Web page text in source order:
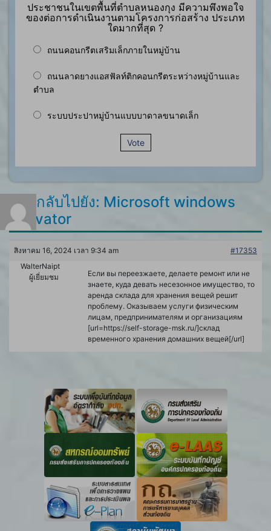
ประชาชนในเขตพื้นที่ตำบลหนองกุง มีความพึงพอใจ
ของต่อการดำเนินงานตามโครงการก่อสร้าง ประเภท
ใดมากที่สุด ?
ถนนคอนกรีตเสริมเล็กภายในหมู่บ้าน
ถนนลาดยางแอสฟัลท์ติกคอนกรีตระหว่างหมู่บ้านและ
ตำบล
ระบบประปาหมู่บ้านแบบบาดาลขนาดเล็ก
Vote
ตอบกลับไปยัง: Microsoft windows
activator
สิงหาคม 16, 2024 เวลา 9:34 am
#17353
WalterNaipt
ผู้เยี่ยมชม
Если вы переезжаете, делаете ремонт или не
знаете, куда девать несезонное имущество, то
аренда склада для хранения вещей решит
проблему. Оказываем услуги физическим
лицам, предпринимателям и организациям
[url=https://self-storage-msk.ru/]склад
временного хранения домашних вещей[/url]